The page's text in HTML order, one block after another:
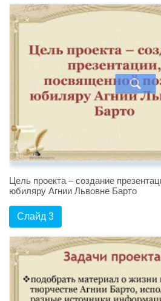
Цель проекта – создание
юбиляру Агнии Львовне Барто
Слайд 3